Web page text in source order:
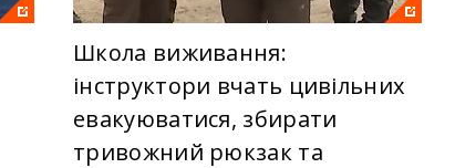
Школа виживання:
інструктори вчать цивільних
евакуюватися, збирати
тривожний рюкзак та